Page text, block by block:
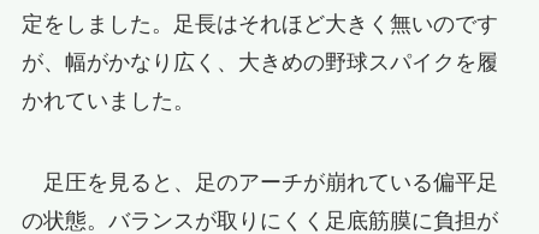
定をしました。足長はそれほど大きく無いのです
が、幅がかなり広く、大きめの野球スパイクを履
かれていました。
足圧を見ると、足のアーチが崩れている偏平足
の状態。バランスが取りにくく足底筋膜に負担が